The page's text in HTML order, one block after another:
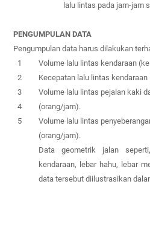
lalu lintas pada jam-jam
PENGUMPULAN DATA
Pengumpulan data harus dilakukan
1
2
3
4
5
Volume lalu lintas kendaraan
Kecepatan lalu lintas
Volume lalu lintas pejalan kaki
(orang/jam).
Volume lalu lintas
(orang/jam).
Data geometrik jalan
kendaraan, lebar hahu, lebar
data tersebut diilustrasikan